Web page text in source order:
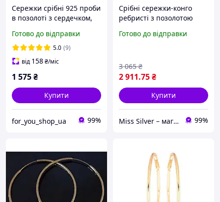
Сережки срібні 925 проби
в позолоті з сердечком,
Готово до відправки
5.0 (9)
від 158₴/міс
1 575₴
Купити
for_you_shop_ua 99%
Срібні сережки-конго
ребристі з позолотою
925 проби
Готово до відправки
2 911.75₴
3 065 ₴
Купити
Miss Silver – магазин ювелірних виробів зі срібла 99%